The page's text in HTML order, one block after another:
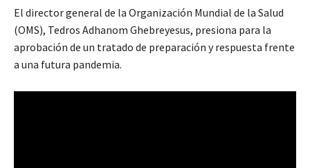
El director general de la Organización Mundial de la Salud
(OMS), Tedros Adhanom Ghebreyesus, presiona para la
aprobación de un tratado de preparación y respuesta frente
a una futura pandemia.